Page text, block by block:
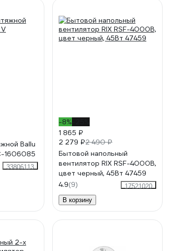
Ballu
1606085
33806113
-8%
1 865 ₽
2 279 ₽2 490 ₽
Бытовой напольный
вентилятор RIX RSF-4000B,
цвет черный, 45Вт 47459
4.9(9)
17521020
В корзину